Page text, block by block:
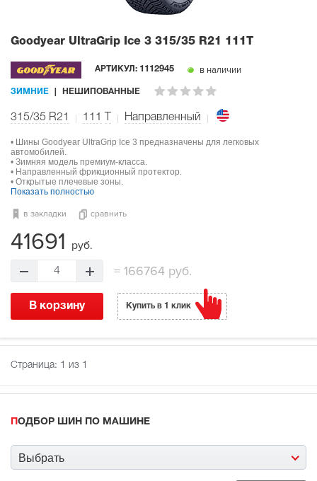
Goodyear UltraGrip Ice 3 315/35 R21 111T
АРТИКУЛ: 1112945 в наличии
ЗИМНИЕ НЕШИПОВАННЫЕ
315/35 R21 111 Направленный
• Шины Goodyear UltraGrip Ice 3 предназначены для легковых
автомобилей.
• Зимняя модель премиум-класса.
• Направленный фрикционный протектор.
• Открытые плечевые зоны.
Показать полностью
в закладки сравнить
41691 руб.
4 =166764 руб.
В корзину Купить в 1 клик
Страница: 1 из 1
ПОДБОР ШИН ПО МАШИНЕ
Выбрать